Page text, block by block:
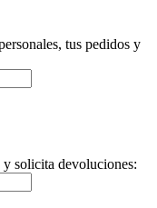
tus pedidos y
y solicita devoluciones: